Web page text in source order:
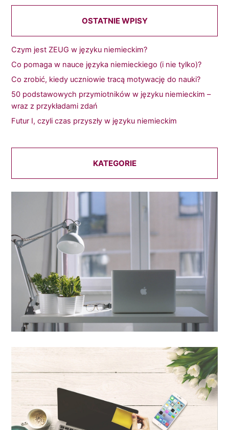
OSTATNIE WPISY
Czym jest ZEUG w języku niemieckim?
Co pomaga w nauce języka niemieckiego (i nie tylko)?
Co zrobić, kiedy uczniowie tracą motywację do nauki?
50 podstawowych przymiotników w języku niemieckim –
wraz z przykładami zdań
Futur I, czyli czas przyszły w języku niemieckim
KATEGORIE